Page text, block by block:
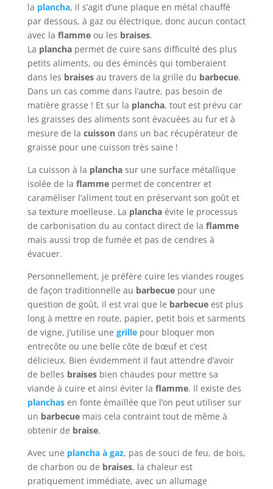
la plancha, il s’agit d’une plaque en métal chauffé
par dessous, à gaz ou électrique, donc aucun contact
avec la flammeou les braises.
La planchapermet de cuire sans difficulté des plus
petits aliments, ou des émincés qui tomberaient
dans les braisesau travers de la grille du barbecue.
Dans un cas comme dans l’autre, pas besoin de
matière grasse ! Et sur la plancha, tout est prévu car
les graisses des aliments sont évacuées au fur et à
mesure de la cuissondans un bac récupérateur de
graisse pour une cuisson très saine !
La cuisson à la planchasur une surface métallique
isolée de la flammepermet de concentrer et
caraméliser l’aliment tout en préservant son goût et
sa texture moelleuse. La planchaévite le processus
de carbonisation du au contact direct de la flamme
mais aussi trop de fumée et pas de cendres à
évacuer.
Personnellement, je préfère cuire les viandes rouges
de façon traditionnelle au barbecuepour une
question de goût, il est vrai que le barbecueest plus
long à mettre en route, papier, petit bois et sarments
de vigne, j’utilise une grillepour bloquer mon
entrecôte ou une belle côte de bœuf et c’est
délicieux. Bien évidemment il faut attendre d’avoir
de belles braisesbien chaudes pour mettre sa
viande à cuire et ainsi éviter la flamme. Il existe des
planchasen fonte émaillée que l’on peut utiliser sur
un barbecuemais cela contraint tout de même à
obtenir de braise.
Avec une plancha à gaz, pas de souci de feu, de bois,
de charbon ou de braises, la chaleur est
pratiquement immédiate, avec un allumage